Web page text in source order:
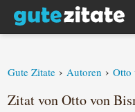
Gute Zitate › Autoren › Otto
Zitat von Otto von